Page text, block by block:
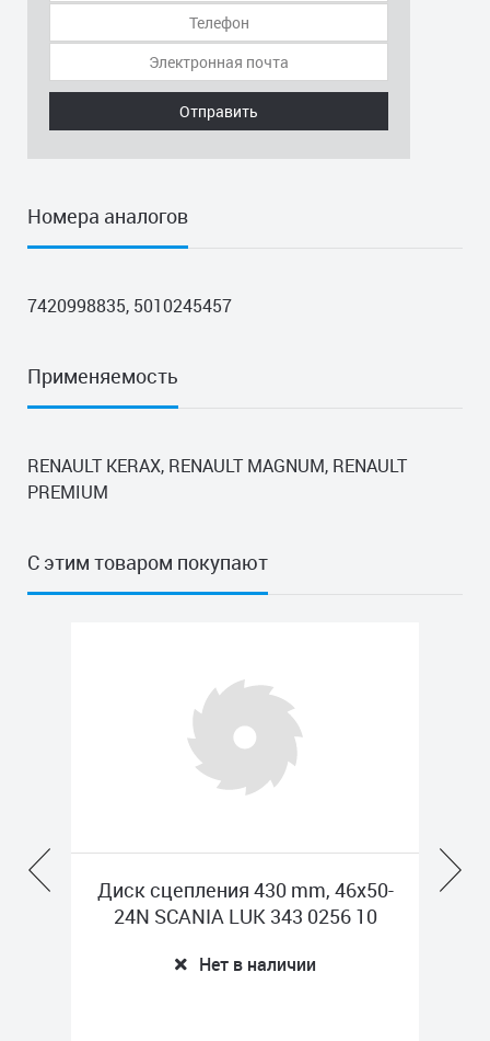
Отправить
Номера аналогов
7420998835, 5010245457
Применяемость
RENAULT KERAX, RENAULT MAGNUM, RENAULT
PREMIUM
С этим товаром покупают
Диск сцепления 430 mm, 46x50-
24N SCANIA LUK 343 0256 10
Нет в наличии